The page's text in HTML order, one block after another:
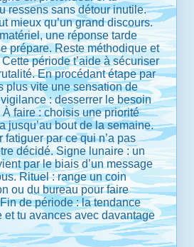
ressens sans détour inutile.
mieux qu’un grand discours.
une réponse tarde
prépare. Reste méthodique et
période t’aide à sécuriser
En procédant étape par
plus vite une sensation de
: desserrer le besoin
faire : choisis une priorité
jusqu’au bout de la semaine.
fatiguer par ce qui n’a pas
décidé. Signe lunaire : un
par le biais d’un message
Rituel : range un coin
ou du bureau pour faire
de période : la tendance
et tu avances avec davantage